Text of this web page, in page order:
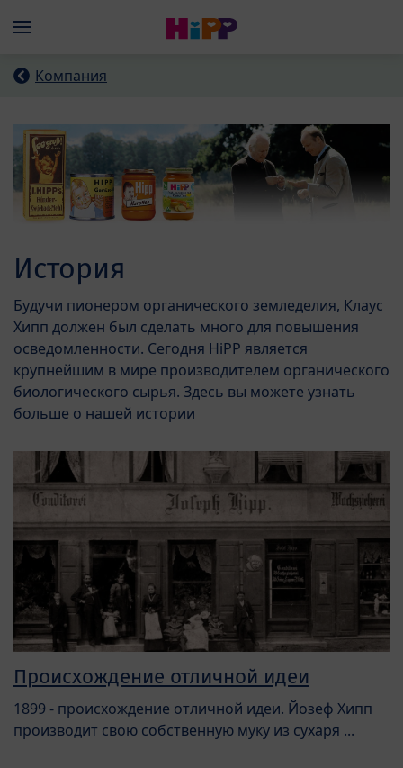
Menü
Компания
История
Будучи пионером органического земледелия, Клаус
Хипп должен был сделать много для повышения
осведомленности. Сегодня HiPP является
крупнейшим в мире производителем органического
биологического сырья. Здесь вы можете узнать
больше о нашей истории
Происхождение отличной идеи
1899 - происхождение отличной идеи. Йозеф Хипп
производит свою собственную муку из сухаря ...